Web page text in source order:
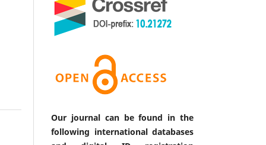
Our journal can be found in the
following international databases